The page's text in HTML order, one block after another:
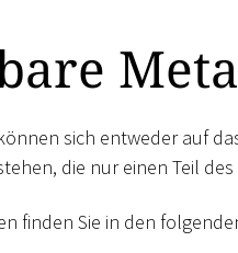
sich entweder auf
die nur einen Teil
finden Sie in den